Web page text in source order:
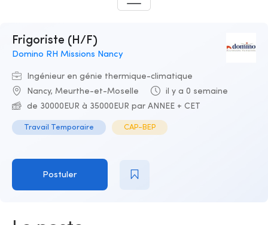
Frigoriste (H/F)
Domino RH Missions Nancy
Ingénieur en génie thermique-climatique
Nancy, Meurthe-et-Moselle
il y a 0 semaine
de 30000EUR à 35000EUR par ANNEE + CET
Travail Temporaire CAP-BEP
Postuler